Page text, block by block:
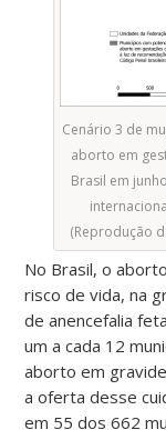
Cenário 3 de
aborto em
Brasil em
(Reprodução
No Brasil, o
risco de vida, na
de anencefalia
um a cada 12
aborto em
a oferta desse
em 55 dos 662